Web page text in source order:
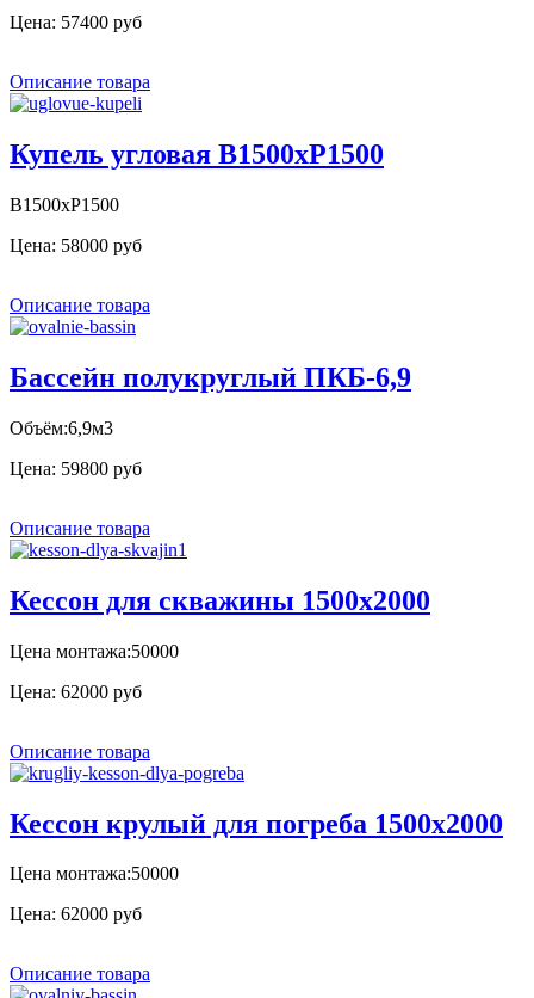
Цена: 57400 руб
Описание товара
Купель угловая В1500хР1500
В1500хР1500
Цена: 58000 руб
Описание товара
Бассейн полукруглый ПКБ-6,9
Объём:6,9м3
Цена: 59800 руб
Описание товара
Кессон для скважины 1500х2000
Цена монтажа:50000
Цена: 62000 руб
Описание товара
Кессон крулый для погреба 1500х2000
Цена монтажа:50000
Цена: 62000 руб
Описание товара